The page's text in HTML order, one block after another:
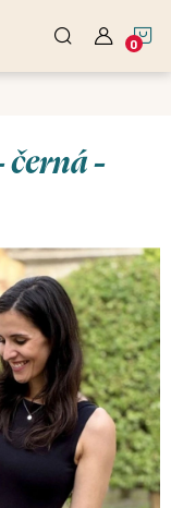
černá -